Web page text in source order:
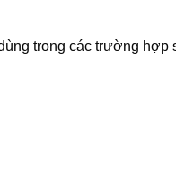
trong các trường hợp